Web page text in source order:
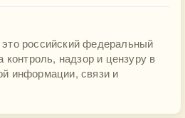
российский федеральный
контроль, надзор и цензуру в
информации, связи и